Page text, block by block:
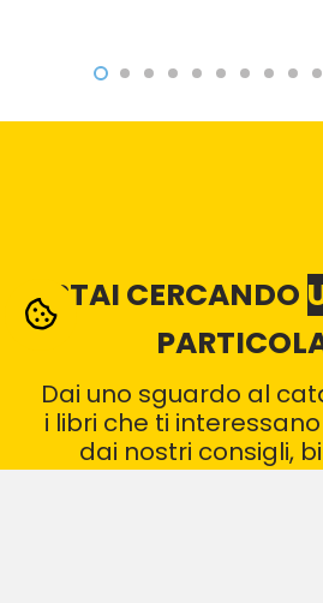
STAI CERCANDO
Dai uno sguardo al
i libri che ti
dai nostri consigli,